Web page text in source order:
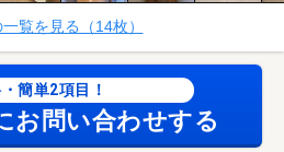
覧を見る（14枚）
簡単2項目！
お問い合わせする